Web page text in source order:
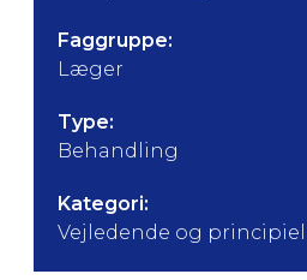
Faggruppe:
Læger
Type:
Behandling
Kategori:
Vejledende og